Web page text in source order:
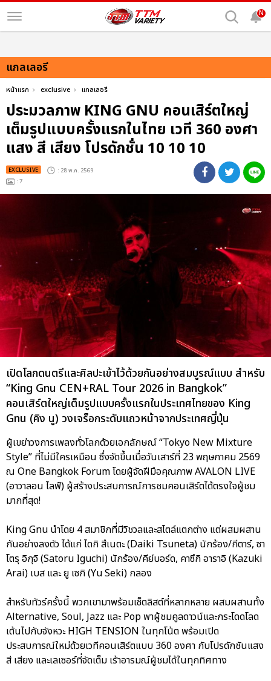
N
แกลเลอรี
หน้าแรก exclusive แกลเลอรี
ประมวลภาพ KING GNU คอนเสิร์ตใหญ่
เต็มรูปแบบครั้งแรกในไทย เวที 360 องศา
แสง สี เสียง โปรดักชั่น 10 10 10
EXCLUSIVE : 28 พ.ค. 2569
: 7
เปิดโลกดนตรีและศิลปะเข้าไว้ด้วยกันอย่างสมบูรณ์แบบ สำหรับ
“King Gnu CEN+RAL Tour 2026 in Bangkok”
คอนเสิร์ตใหญ่เต็มรูปแบบครั้งแรกในประเทศไทยของ King
Gnu (คิง นู) วงเจร็อกระดับแถวหน้าจากประเทศญี่ปุ่น
ผู้เขย่าวงการเพลงทั่วโลกด้วยเอกลักษณ์ “Tokyo New Mixture
Style” ที่ไม่มีใครเหมือน ซึ่งจัดขึ้นเมื่อวันเสาร์ที่ 23 พฤษภาคม 2569
ณ One Bangkok Forum โดยผู้จัดฝีมือคุณภาพ AVALON LIVE
(อาวาลอน ไลฟ์) ผู้สร้างประสบการณ์การชมคอนเสิร์ตได้ตรงใจผู้ชม
มากที่สุด!
King Gnu นำโดย 4 สมาชิกที่มีวิชวลและสไตล์แตกต่าง แต่ผสมผสาน
กันอย่างลงตัว ได้แก่ ไดกิ สึเนตะ (Daiki Tsuneta) นักร้อง/กีตาร์, ซา
โตรุ อิกุจิ (Satoru Iguchi) นักร้อง/คีย์บอร์ด, คาซึกิ อาราอิ (Kazuki
Arai) เบส และ ยู เซกิ (Yu Seki) กลอง
สำหรับทัวร์ครั้งนี้ พวกเขามาพร้อมเซ็ตลิสต์ที่หลากหลาย ผสมผสานทั้ง
Alternative, Soul, Jazz และ Pop พาผู้ชมคูลดาวน์และกระโดดโลด
เต้นไปกับจังหวะ HIGH TENSION ในทุกโน้ต พร้อมเปิด
ประสบการณ์ใหม่ด้วยเวทีคอนเสิร์ตแบบ 360 องศา กับโปรดักชันแสง
สี เสียง และเลเซอร์ที่จัดเต็ม เร้าอารมณ์ผู้ชมได้ในทุกทิศทาง